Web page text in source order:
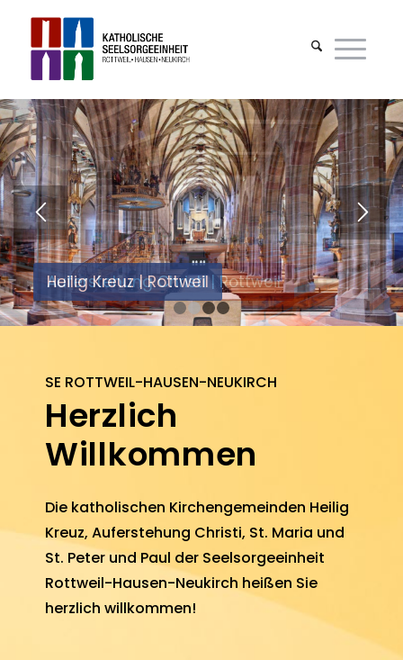
Auferstehung Christi | Rottweil
1 2 3 4
SE ROTTWEIL-HAUSEN-NEUKIRCH
Herzlich
Willkommen
Die katho­lischen Kirchen­ge­meinden Heilig
Kreuz, Aufer­stehung Christi, St. Maria und
St. Peter und Paul der Seel­sorge­einheit
Rottweil-Hausen-Neukirch heißen Sie
herz­lich will­kommen!